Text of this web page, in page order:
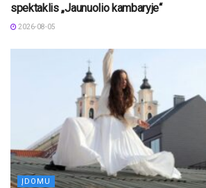
spektaklis „Jaunuolio kambaryje“
2026-08-05
ĮDOMU